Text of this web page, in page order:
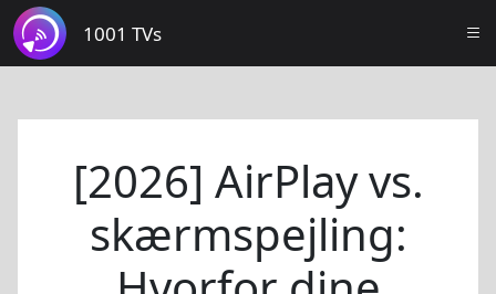
1001 TVs
[2026] AirPlay vs.
skærmspejling: